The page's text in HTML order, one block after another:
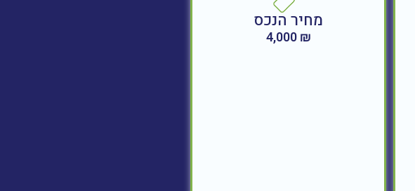
מחיר הנכס
₪ 4,000